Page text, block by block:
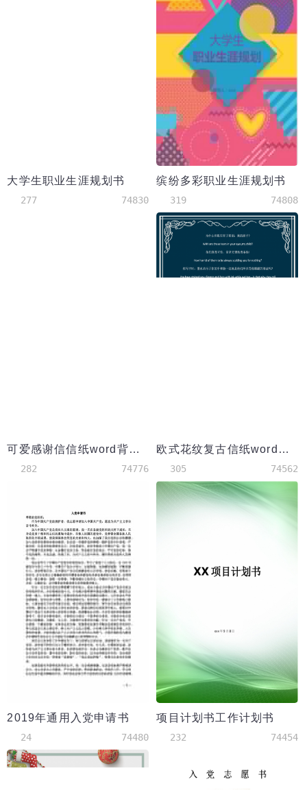
大学生职业生涯规划书
277 74830
缤纷多彩职业生涯规划书
319 74808
可爱感谢信信纸word背景模板
282 74776
欧式花纹复古信纸word背景
305 74562
2019年通用入党申请书
24 74480
项目计划书工作计划书
232 74454